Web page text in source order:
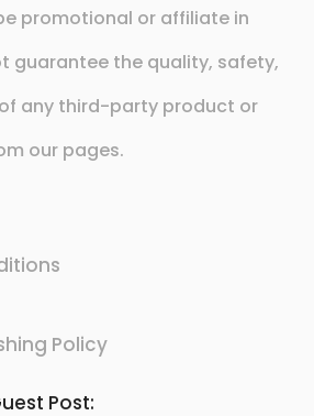
promotional or affiliate in
guarantee the quality, safety,
any third-party product or
our pages.
Policy
Post: